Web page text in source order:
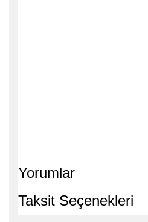
Yorumlar
Taksit Seçenekleri